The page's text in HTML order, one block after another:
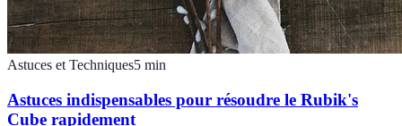
Astuces et Techniques5 min
Astuces indispensables pour résoudre le Rubik's
Cube rapidement